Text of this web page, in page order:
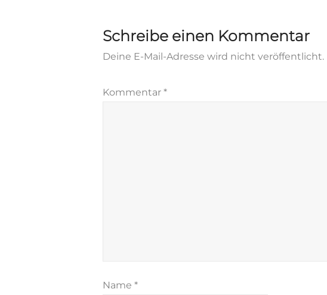
Schreibe einen Kommentar
Deine E-Mail-Adresse wird nicht veröffentlicht.
Kommentar *
Name *